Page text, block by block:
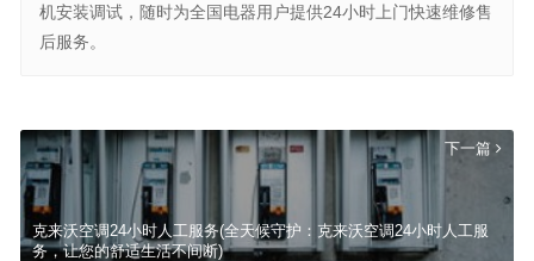
机安装调试，随时为全国电器用户提供24小时上门快速维修售
后服务。
下一篇
克来沃空调24小时人工服务(全天候守护：克来沃空调24小时人工服
务，让您的舒适生活不间断)